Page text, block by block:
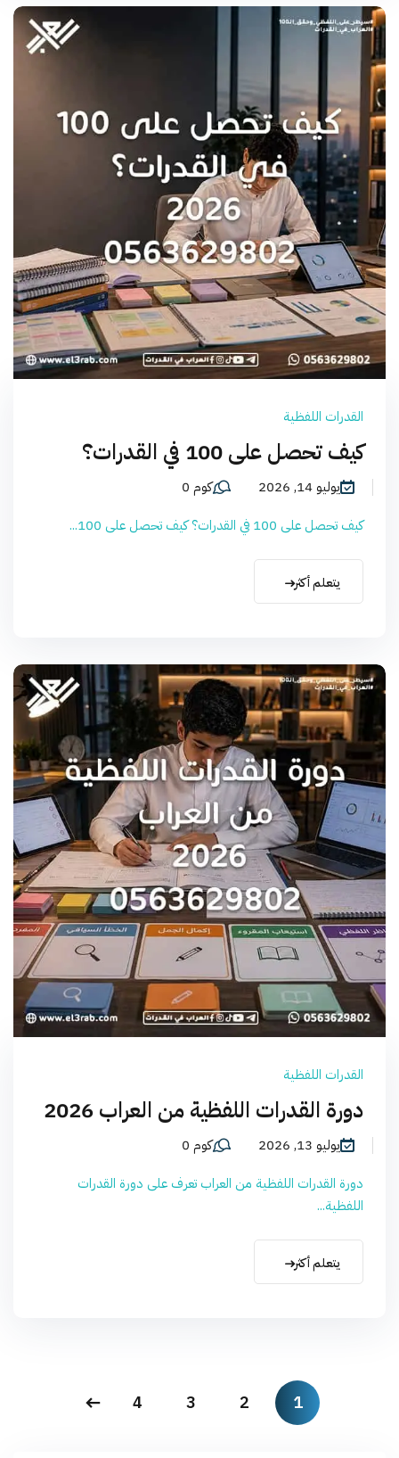
القدرات اللفظية
كيف تحصل على 100 في القدرات؟
يوليو 14, 2026
كوم 0
كيف تحصل على 100 في القدرات؟ كيف تحصل على 100...
يتعلم أكثر
القدرات اللفظية
دورة القدرات اللفظية من العراب 2026
يوليو 13, 2026
كوم 0
دورة القدرات اللفظية من العراب تعرف على دورة القدرات
اللفظية...
يتعلم أكثر
1
2
3
4